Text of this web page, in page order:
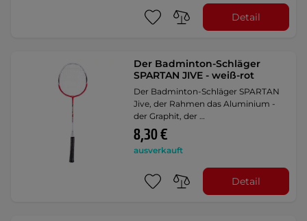
Detail
Der Badminton-Schläger
SPARTAN JIVE - weiß-rot
Der Badminton-Schläger SPARTAN
Jive, der Rahmen das Aluminium -
der Graphit, der …
8,30 €
ausverkauft
Detail